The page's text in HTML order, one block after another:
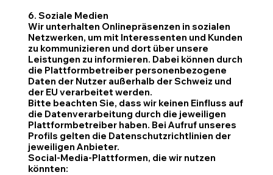
6. Soziale Medien
Wir unterhalten Onlinepräsenzen in sozialen
Netzwerken, um mit Interessenten und Kunden
zu kommunizieren und dort über unsere
Leistungen zu informieren. Dabei können durch
die Plattformbetreiber personenbezogene
Daten der Nutzer außerhalb der Schweiz und
der EU verarbeitet werden.
Bitte beachten Sie, dass wir keinen Einfluss auf
die Datenverarbeitung durch die jeweiligen
Plattformbetreiber haben. Bei Aufruf unseres
Profils gelten die Datenschutzrichtlinien der
jeweiligen Anbieter.
Social-Media-Plattformen, die wir nutzen
könnten: